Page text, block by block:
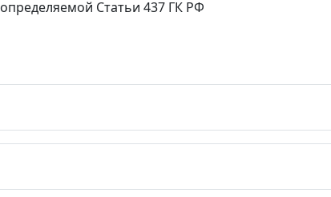
определяемой Статьи 437 ГК РФ